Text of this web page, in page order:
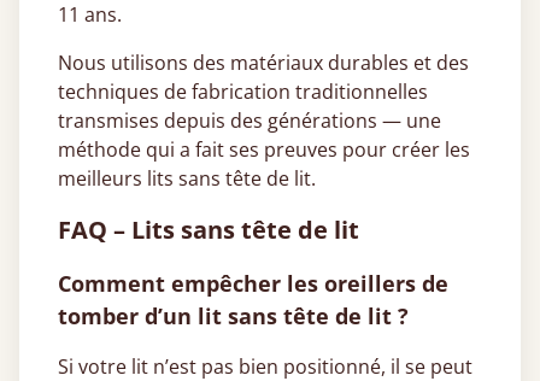
11 ans.
Nous utilisons des matériaux durables et des
techniques de fabrication traditionnelles
transmises depuis des générations — une
méthode qui a fait ses preuves pour créer les
meilleurs lits sans tête de lit.
FAQ – Lits sans tête de lit
Comment empêcher les oreillers de
tomber d’un lit sans tête de lit ?
Si votre lit n’est pas bien positionné, il se peut